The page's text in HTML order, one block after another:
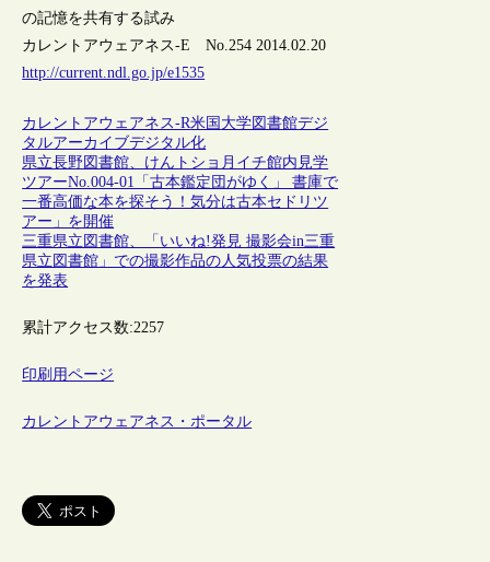
の記憶を共有する試み
カレントアウェアネス-E No.254 2014.02.20
http://current.ndl.go.jp/e1535
カレントアウェアネス-R米国 大学図書館デジ
タルアーカイブデジタル化
県立長野図書館、けんトショ月イチ館内見学
ツアーNo.004-01「古本鑑定団がゆく」 書庫で
一番高価な本を探そう！気分は古本セドリツ
アー」を開催
三重県立図書館、「いいね!発見 撮影会in三重
県立図書館」での撮影作品の人気投票の結果
を発表
累計アクセス数:2257
印刷用ページ
カレントアウェアネス・ポータル